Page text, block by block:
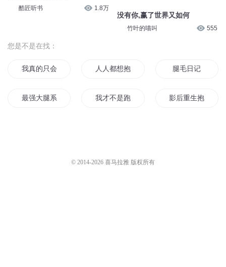
酷匠听书 1.8万
没有你,赢了世界又如何
竹叶的喵叫 555
您是不是在找：
我真的只会抱大腿 人人都想抱我大腿 腿毛日记
最强大腿系统 我才不是跑腿的命 影后重生抱大腿
© 2014-2026 喜马拉雅 版权所有